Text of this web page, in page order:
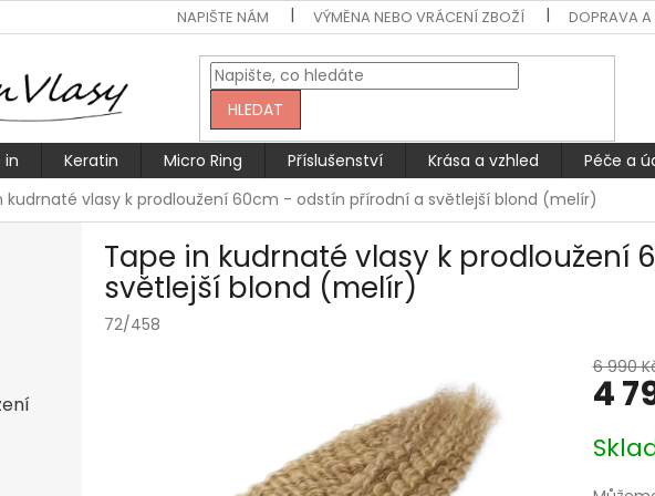
NAPIŠTE NÁM VÝMĚNA NEBO VRÁCENÍ ZBOŽÍ DOPRAVA A
HLEDAT
in Keratin Micro Ring Příslušenství Krása a vzhled Péče a
kudrnaté vlasy k prodloužení 60cm - odstín přírodní a světlejší blond (melír)
Tape in kudrnaté vlasy k prodloužení
světlejší blond (melír)
72/458
6 990
4
cena: